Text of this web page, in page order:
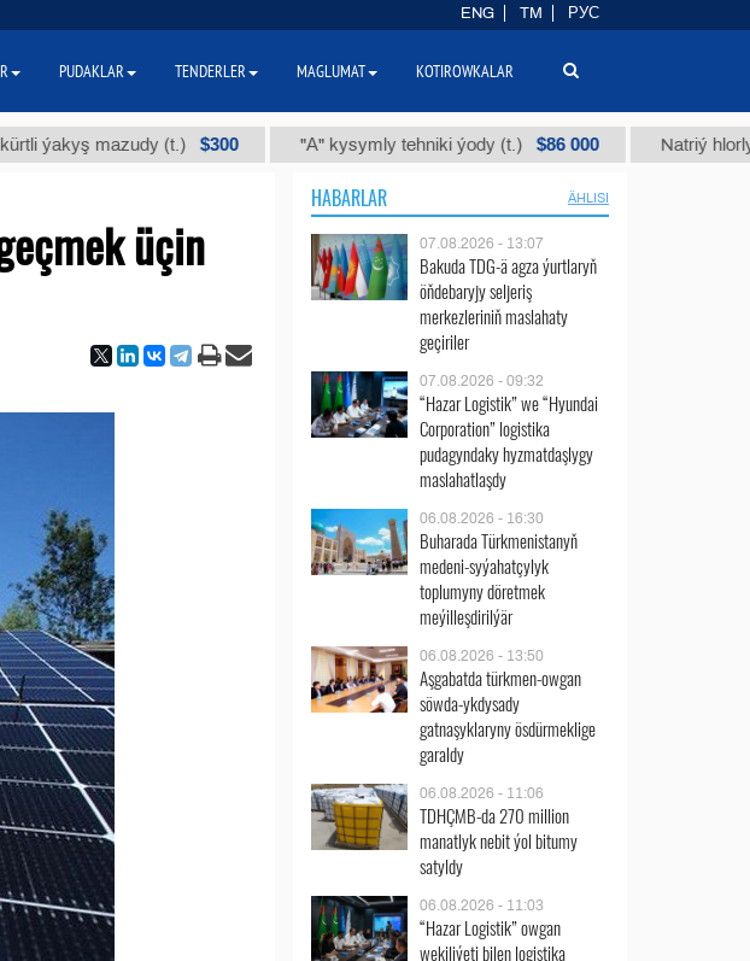
mazudy (t.) $300 "А" kysymly tehniki ýody (t.) $86 000 Natriý hlorly (nahar
üçin
HABARLAR ÄHLISI
07.08.2026 - 13:07
Bakuda TDG-ä agza ýurtlaryň
öňdebaryjy seljeriş
merkezleriniň maslahaty
geçiriler
07.08.2026 - 09:32
“Hazar Logistik” we “Hyundai
Corporation” logistika
pudagyndaky hyzmatdaşlygy
maslahatlaşdy
06.08.2026 - 16:30
Buharada Türkmenistanyň
medeni-syýahatçylyk
toplumyny döretmek
meýilleşdirilýär
06.08.2026 - 13:50
Aşgabatda türkmen-owgan
söwda-ykdysady
gatnaşyklaryny ösdürmeklige
garaldy
06.08.2026 - 11:06
TDHÇMB-da 270 million
manatlyk nebit ýol bitumy
satyldy
06.08.2026 - 11:03
“Hazar Logistik” owgan
wekiliýeti bilen logistika
ENG TM РУС
PUDAKLAR TENDERLER MAGLUMAT KOTIROWKALAR